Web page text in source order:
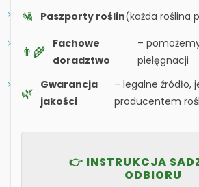
🛂 Paszporty roślin(każda roślina
👨‍🌾 Fachowe
doradztwo
–
pielęgnacji
🌿 Gwarancja
jakości
– legalne źródło,
producentem
👉 INSTRUKCJA
ODBIORU